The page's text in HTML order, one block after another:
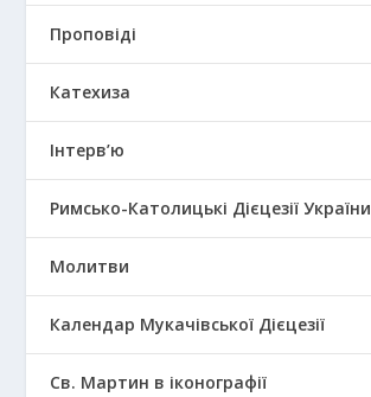
Проповіді
Катехиза
Інтерв’ю
Римсько-Католицькі Дієцезії України
Молитви
Календар Мукачівської Дієцезії
Св. Мартин в іконографії